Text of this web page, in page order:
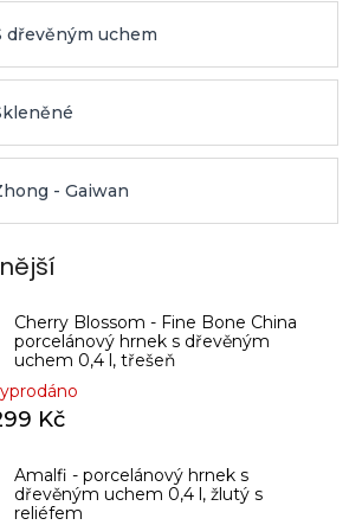
dřevěným uchem
- Gaiwan
Cherry Blossom - Fine Bone China
porcelánový hrnek s dřevěným
uchem 0,4 l, třešeň
Kč
Amalfi - porcelánový hrnek s
dřevěným uchem 0,4 l, žlutý s
reliéfem